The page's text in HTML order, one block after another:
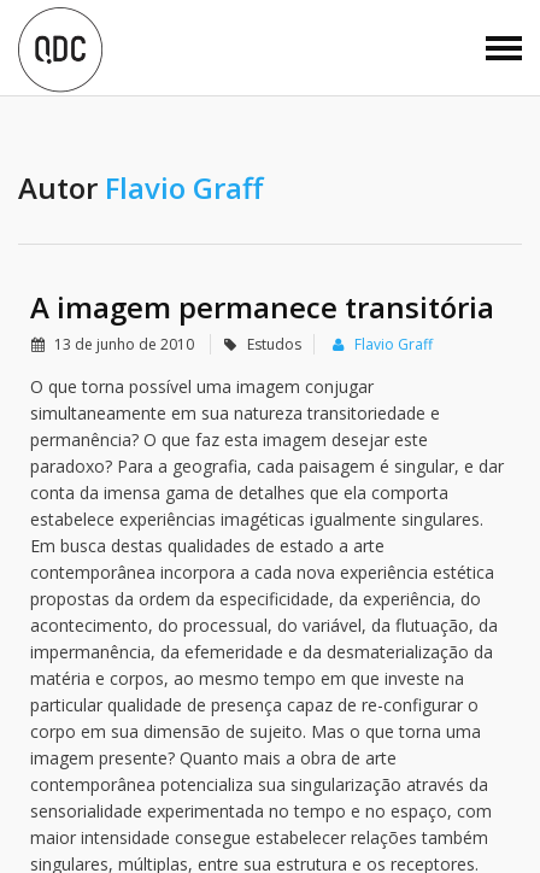
Autor Flavio Graff
A imagem permanece transitória
13 de junho de 2010 Estudos Flavio Graff
O que torna possível uma imagem conjugar
simultaneamente em sua natureza transitoriedade e
permanência? O que faz esta imagem desejar este
paradoxo? Para a geografia, cada paisagem é singular, e dar
conta da imensa gama de detalhes que ela comporta
estabelece experiências imagéticas igualmente singulares.
Em busca destas qualidades de estado a arte
contemporânea incorpora a cada nova experiência estética
propostas da ordem da especificidade, da experiência, do
acontecimento, do processual, do variável, da flutuação, da
impermanência, da efemeridade e da desmaterialização da
matéria e corpos, ao mesmo tempo em que investe na
particular qualidade de presença capaz de re-configurar o
corpo em sua dimensão de sujeito. Mas o que torna uma
imagem presente? Quanto mais a obra de arte
contemporânea potencializa sua singularização através da
sensorialidade experimentada no tempo e no espaço, com
maior intensidade consegue estabelecer relações também
singulares, múltiplas, entre sua estrutura e os receptores.